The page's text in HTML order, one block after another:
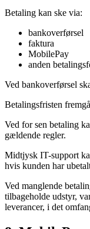
Betaling kan ske via:
bankoverførsel
faktura
MobilePay
anden
Ved bankoverførsel
Betalingsfristen
Ved for sen betaling
gældende regler.
Midtjysk IT-support
hvis kunden har
Ved manglende
tilbageholde udstyr,
leverancer, i det